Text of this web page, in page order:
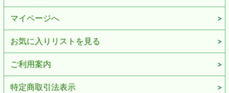
マイページへ
お気に入りリストを見る
ご利用案内
特定商取引法表示